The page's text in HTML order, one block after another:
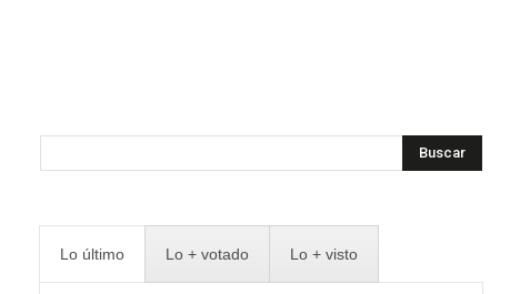
Buscar
Lo último Lo + votado Lo + visto